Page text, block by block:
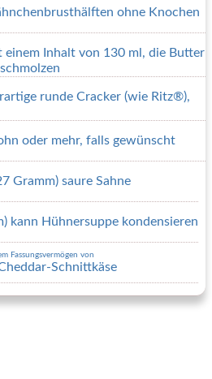
ohne Knochen
einem Inhalt von 130 ml, die Butter
runde Cracker (wie Ritz®),
oder mehr, falls gewünscht
Gramm) saure Sahne
kann Hühnersuppe kondensieren
Fassungsvermögen von
Schnittkäse